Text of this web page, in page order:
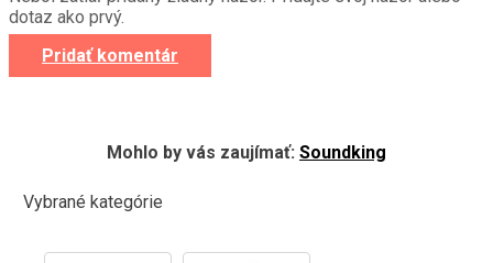
dotaz ako prvý.
Pridať komentár
Mohlo by vás zaujímať: Soundking
Vybrané kategórie